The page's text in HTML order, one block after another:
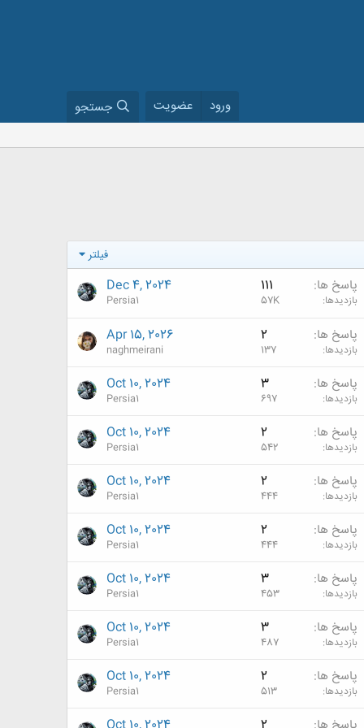
ورود عضویت جستجو
فیلتر
پاسخ ها 111
بازدیدها 57K
Dec 4, 2024
Persia1
پاسخ ها 2
بازدیدها 137
Apr 15, 2026
naghmeirani
پاسخ ها 3
بازدیدها 697
Oct 10, 2024
Persia1
پاسخ ها 2
بازدیدها 542
Oct 10, 2024
Persia1
پاسخ ها 2
بازدیدها 444
Oct 10, 2024
Persia1
پاسخ ها 2
بازدیدها 444
Oct 10, 2024
Persia1
پاسخ ها 3
بازدیدها 453
Oct 10, 2024
Persia1
پاسخ ها 3
بازدیدها 487
Oct 10, 2024
Persia1
پاسخ ها 2
بازدیدها 513
Oct 10, 2024
Persia1